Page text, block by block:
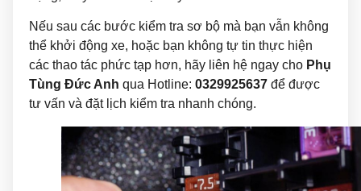
Nếu sau các bước kiểm tra sơ bộ mà bạn vẫn không
thể khởi động xe, hoặc bạn không tự tin thực hiện
các thao tác phức tạp hơn, hãy liên hệ ngay cho Phụ
Tùng Đức Anh qua Hotline: 0329925637 để được
tư vấn và đặt lịch kiểm tra nhanh chóng.